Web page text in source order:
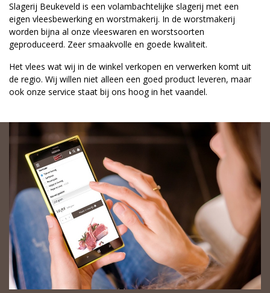
Slagerij Beukeveld is een volambachtelijke slagerij met een
eigen vleesbewerking en worstmakerij. In de worstmakerij
worden bijna al onze vleeswaren en worstsoorten
geproduceerd. Zeer smaakvolle en goede kwaliteit.
Het vlees wat wij in de winkel verkopen en verwerken komt uit
de regio. Wij willen niet alleen een goed product leveren, maar
ook onze service staat bij ons hoog in het vaandel.